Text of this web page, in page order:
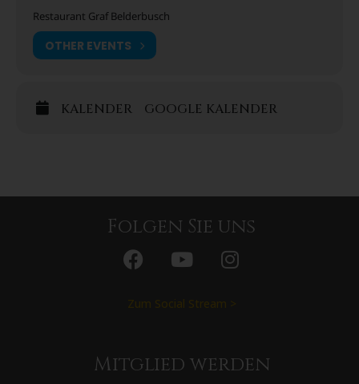
Restaurant Graf Belderbusch
OTHER EVENTS
KALENDER GOOGLE KALENDER
Folgen Sie uns
Zum Social Stream >
Mitglied werden